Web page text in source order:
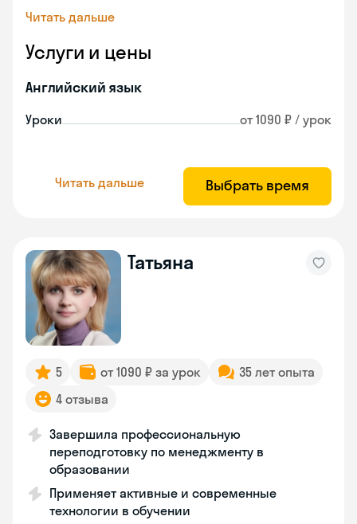
Читать дальше
Услуги и цены
Английский язык
Уроки от 1090 ₽ / урок
Читать дальше Выбрать время
Татьяна
5 от 1090 ₽ за урок
35 лет опыта
4 отзыва
Завершила профессиональную
переподготовку по менеджменту в
образовании
Применяет активные и современные
технологии в обучении